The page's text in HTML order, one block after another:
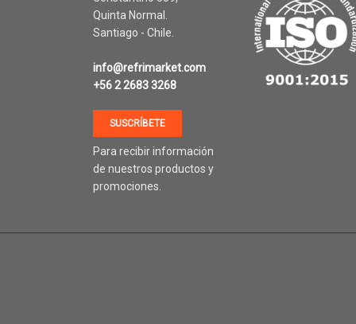
Quinta Normal.
Santiago - Chile.
info@refrimarket.com
+56 2 2683 3268
SUSCRÍBETE
Para recibir información
de nuestros productos y
promociones.